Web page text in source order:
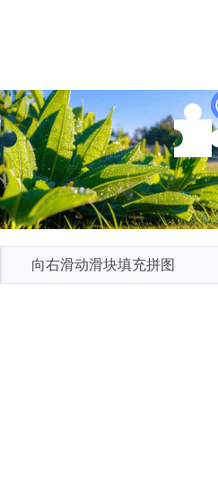
向右滑动滑块填充拼图